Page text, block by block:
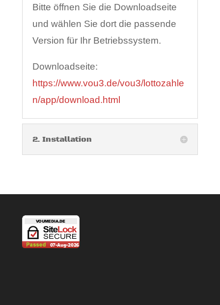
Bitte öffnen Sie die Downloadseite
und wählen Sie dort die passende
Version für Ihr Betriebssystem.
Downloadseite:
https://www.vou3.de/vou3/lottozahle
n/app/download.html
2. Installation